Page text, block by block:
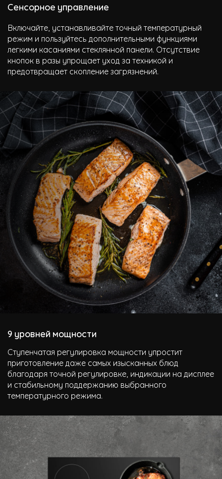
Сенсорное управление
Включайте, устанавливайте точный температурный
режим и пользуйтесь дополнительными функциями
легкими касаниями стеклянной панели. Отсутствие
кнопок в разы упрощает уход за техникой и
предотвращает скопление загрязнений.
9 уровней мощности
Ступенчатая регулировка мощности упростит
приготовление даже самых изысканных блюд
благодаря точной регулировке, индикации на дисплее
и стабильному поддержанию выбранного
температурного режима.